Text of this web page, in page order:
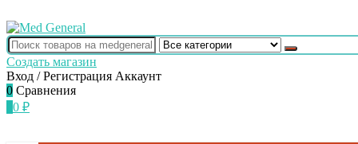
Создать магазин
Вход / Регистрация Аккаунт
0 Сравнения
0 ₽